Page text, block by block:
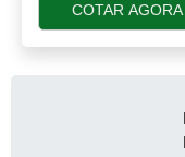
COTAR AGORA